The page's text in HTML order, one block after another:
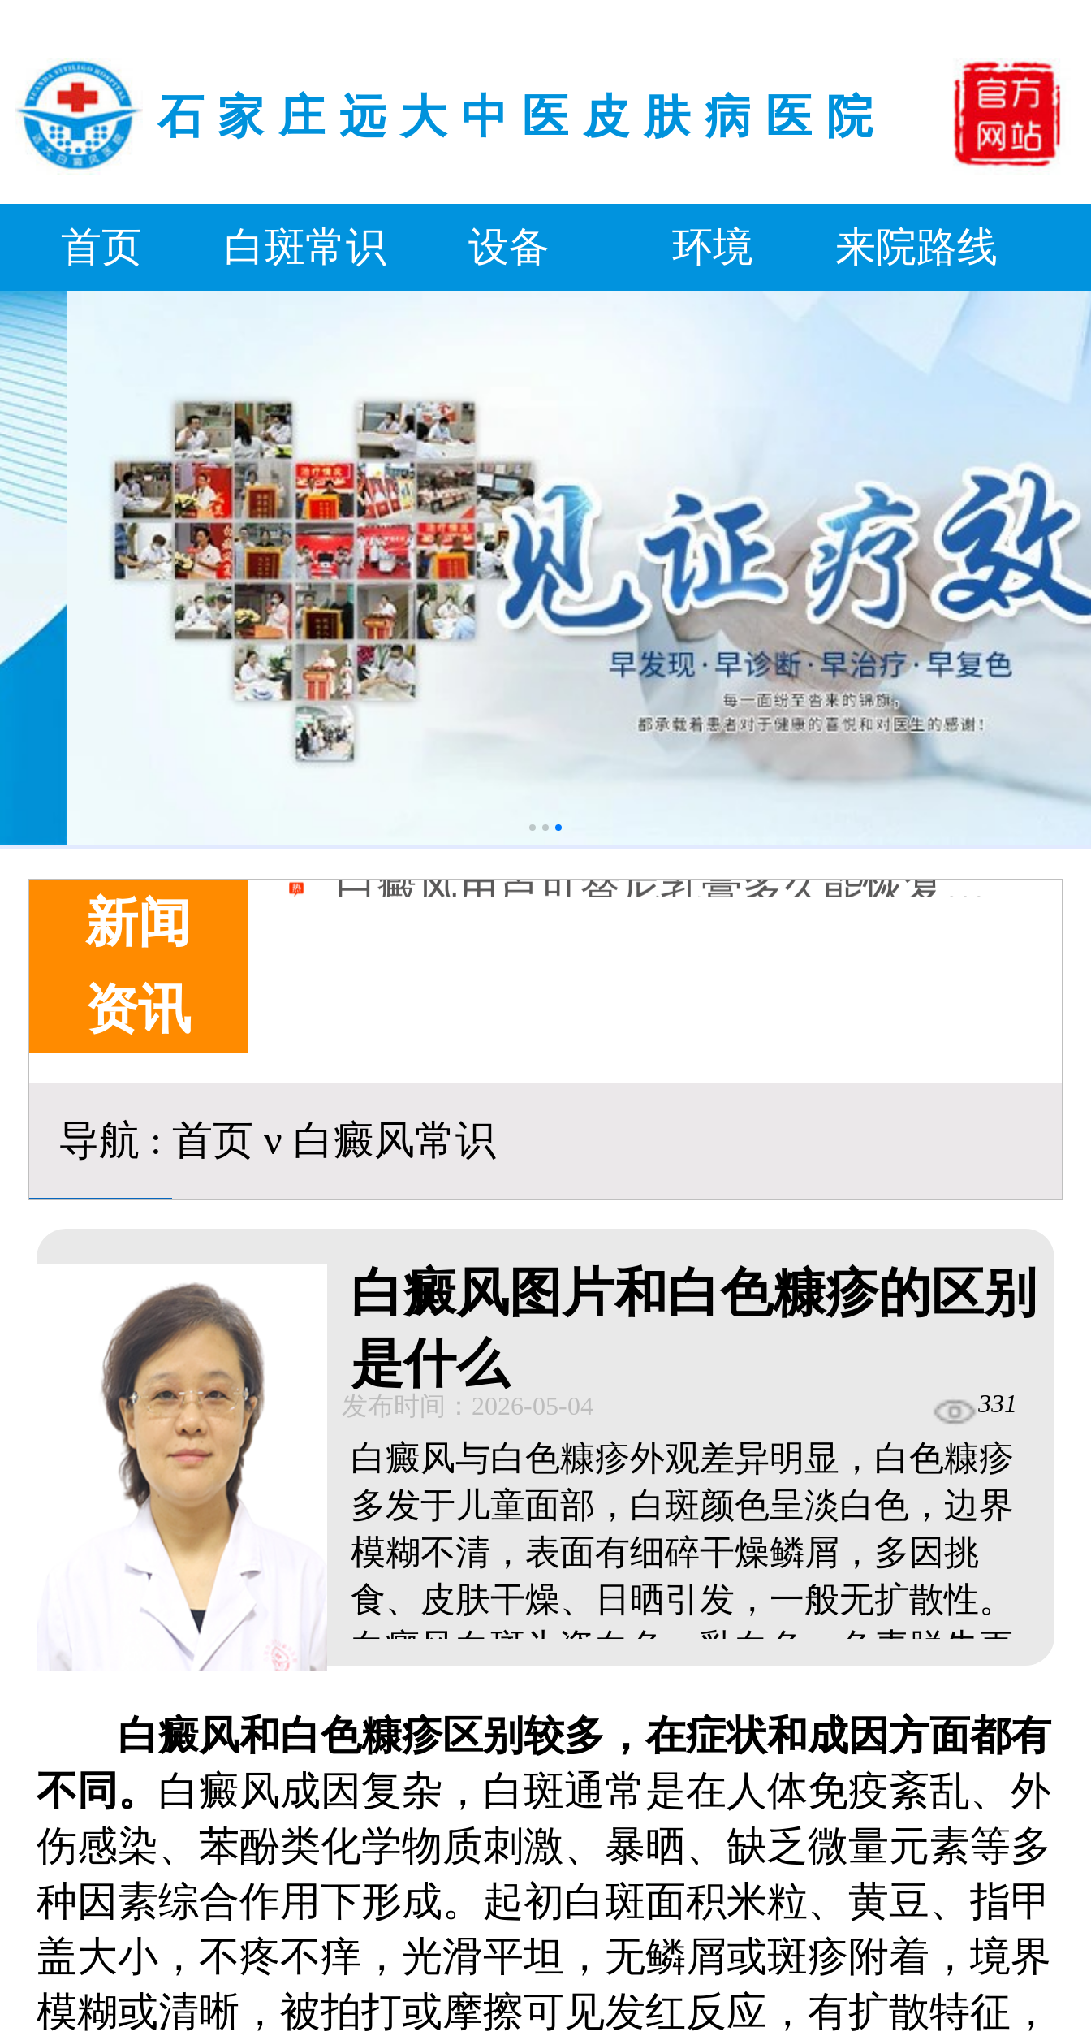
石家庄远大中医皮肤病医院
首页 白斑常识 设备 环境 来院路线
新闻
资讯
导航 : 首页 ν 白癜风常识
白癜风图片和白色糠疹的区别
是什么
发布时间：2026-05-04 331
白癜风与白色糠疹外观差异明显，白色糠疹
多发于儿童面部，白斑颜色呈淡白色，边界
模糊不清，表面有细碎干燥鳞屑，多因挑
食、皮肤干燥、日晒引发，一般无扩散性。
白癜风白斑为瓷白色、乳白色，色素脱失更
全身任何部位，易向外扩散变大，诱因复
杂。分辨白斑是什么，可以前往医院，预约
伍德灯、三维皮肤ct检查，综合诊断，令检测
结果有据可依。同时还能分析病情，指导日
后规范治疗，避免进入祛白歧途。...
白癜风和白色糠疹区别较多，在症状和成因方面都有
不同。 白癜风成因复杂，白斑通常是在人体免疫紊乱、外
伤感染、苯酚类化学物质刺激、暴晒、缺乏微量元素等多
种因素综合作用下形成。起初白斑面积米粒、黄豆、指甲
盖大小，不疼不痒，光滑平坦，无鳞屑或斑疹附着，境界
模糊或清晰，被拍打或摩擦可见发红反应，有扩散特征，